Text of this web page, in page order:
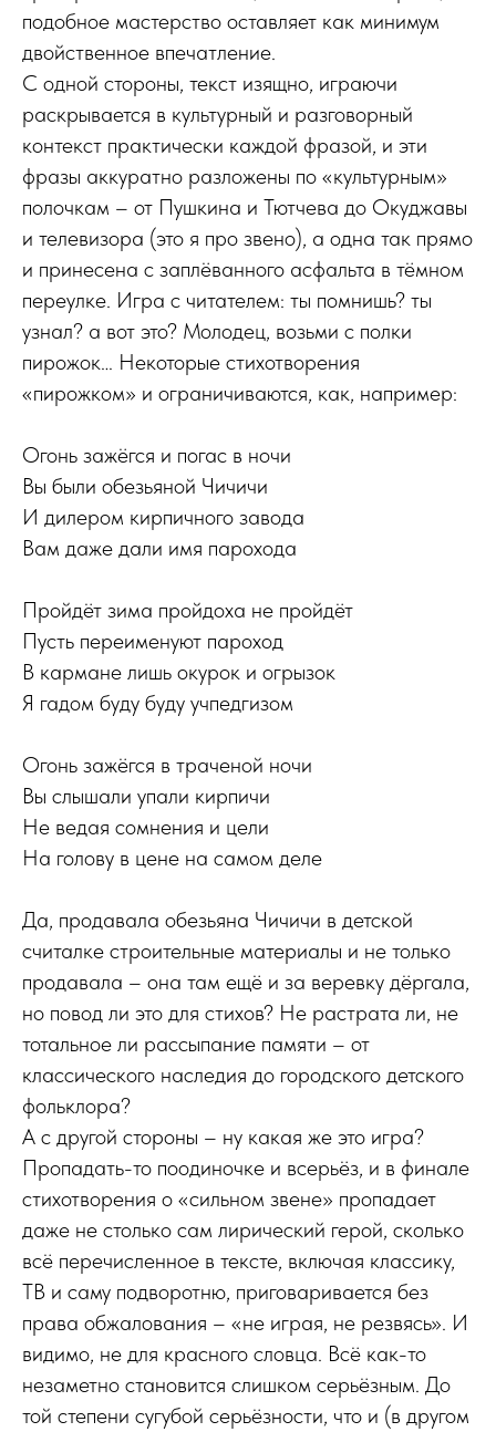
подобное мастерство оставляет как минимум
двойственное впечатление.
С одной стороны, текст изящно, играючи
раскрывается в культурный и разговорный
контекст практически каждой фразой, и эти
фразы аккуратно разложены по «культурным»
полочкам – от Пушкина и Тютчева до Окуджавы
и телевизора (это я про звено), а одна так прямо
и принесена с заплёванного асфальта в тёмном
переулке. Игра с читателем: ты помнишь? ты
узнал? а вот это? Молодец, возьми с полки
пирожок… Некоторые стихотворения
«пирожком» и ограничиваются, как, например:
Огонь зажёгся и погас в ночи
Вы были обезьяной Чичичи
И дилером кирпичного завода
Вам даже дали имя парохода
Пройдёт зима пройдоха не пройдёт
Пусть переименуют пароход
В кармане лишь окурок и огрызок
Я гадом буду буду учпедгизом
Огонь зажёгся в траченой ночи
Вы слышали упали кирпичи
Не ведая сомнения и цели
На голову в цене на самом деле
Да, продавала обезьяна Чичичи в детской
считалке строительные материалы и не только
продавала – она там ещё и за веревку дёргала,
но повод ли это для стихов? Не растрата ли, не
тотальное ли рассыпание памяти – от
классического наследия до городского детского
фольклора?
А с другой стороны – ну какая же это игра?
Пропадать-то поодиночке и всерьёз, и в финале
стихотворения о «сильном звене» пропадает
даже не столько сам лирический герой, сколько
всё перечисленное в тексте, включая классику,
ТВ и саму подворотню, приговаривается без
права обжалования – «не играя, не резвясь». И
видимо, не для красного словца. Всё как-то
незаметно становится слишком серьёзным. До
той степени сугубой серьёзности, что и (в другом